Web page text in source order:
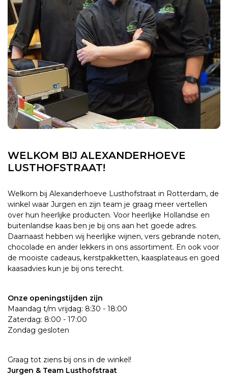
WELKOM BIJ ALEXANDERHOEVE
LUSTHOFSTRAAT!
Welkom bij Alexanderhoeve Lusthofstraat in Rotterdam, de
winkel waar Jurgen en zijn team je graag meer vertellen
over hun heerlijke producten. Voor heerlijke Hollandse en
buitenlandse kaas ben je bij ons aan het goede adres.
Daarnaast hebben wij heerlijke wijnen, vers gebrande noten,
chocolade en ander lekkers in ons assortiment. En ook voor
de mooiste cadeaus, kerstpakketten, kaasplateaus en goed
kaasadvies kun je bij ons terecht.
Onze openingstijden zijn
Maandag t/m vrijdag: 8:30 - 18:00
Zaterdag: 8:00 - 17:00
Zondag gesloten
Graag tot ziens bij ons in de winkel!
Jurgen & Team Lusthofstraat